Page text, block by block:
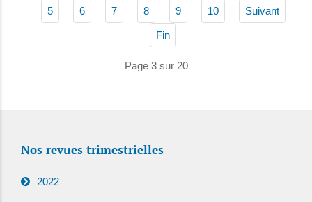
5 6 7 8 9 10 Suivant
Fin
Page 3 sur 20
Nos revues trimestrielles
2022